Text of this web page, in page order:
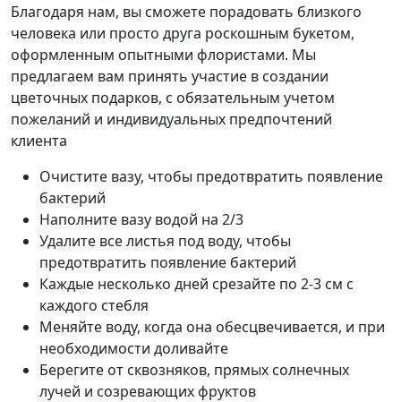
Благодаря нам, вы сможете порадовать близкого
человека или просто друга роскошным букетом,
оформленным опытными флористами. Мы
предлагаем вам принять участие в создании
цветочных подарков, с обязательным учетом
пожеланий и индивидуальных предпочтений
клиента
Очистите вазу, чтобы предотвратить появление
бактерий
Наполните вазу водой на 2/3
Удалите все листья под воду, чтобы
предотвратить появление бактерий
Каждые несколько дней срезайте по 2-3 см с
каждого стебля
Меняйте воду, когда она обесцвечивается, и при
необходимости доливайте
Берегите от сквозняков, прямых солнечных
лучей и созревающих фруктов